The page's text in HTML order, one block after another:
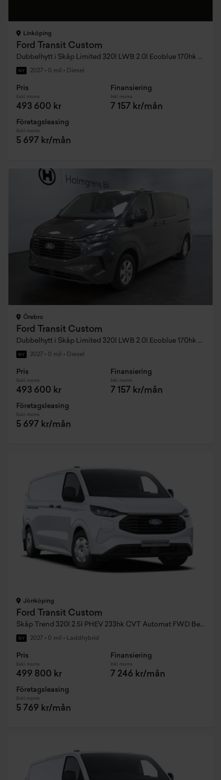
Linköping
Ford Transit Custom
Dubbelhytt i Skåp Limited 320l LWB 2.0l Ecoblue 170hk 8AT FWD Diesel
NY 2027 • 0 mil • Diesel
Pris
Exkl. moms
493 600 kr
Finansiering
Inkl. moms
7 157 kr/mån
Företagsleasing
Exkl. moms
5 697 kr/mån
Örebro
Ford Transit Custom
Dubbelhytt i Skåp Limited 320l LWB 2.0l Ecoblue 170hk 8AT FWD Diesel
NY 2027 • 0 mil • Diesel
Pris
Exkl. moms
493 600 kr
Finansiering
Inkl. moms
7 157 kr/mån
Företagsleasing
Exkl. moms
5 697 kr/mån
Jönköping
Ford Transit Custom
Skåp Trend 320l 2.5l PHEV 233hk CVT Automat FWD Bensin
NY 2027 • 0 mil • Laddhybrid
Pris
Exkl. moms
499 800 kr
Finansiering
Inkl. moms
7 246 kr/mån
Företagsleasing
Exkl. moms
5 769 kr/mån